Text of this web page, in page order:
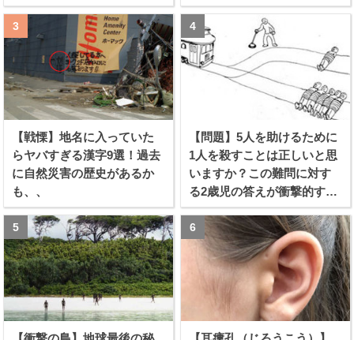
【戦慄】地名に入っていた
らヤバすぎる漢字9選！過去
に自然災害の歴史があるか
も、、
【問題】5人を助けるために
1人を殺すことは正しいと思
いますか？この難問に対す
る2歳児の答えが衝撃的すぎ
る！！